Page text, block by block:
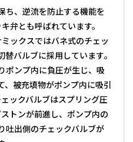
ち、逆流を防止する機能を
弁とも呼ばれています。
ックスではバネ式のチェッ
替バルブに採用しています｡
ポンプ内に負圧が生じ、吸
、被充填物がポンプ内に吸引
ックバルブはスプリング圧
トンが前進し、ポンプ内の
吐出側のチェックバルブが